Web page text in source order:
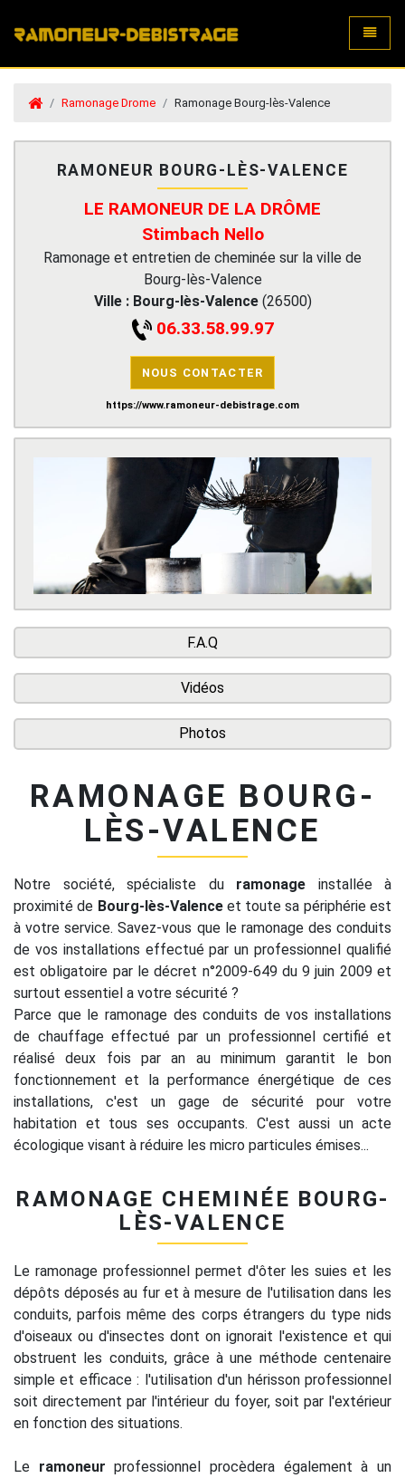
Ramonage Drome Ramonage Bourg-lès-Valence
RAMONEUR BOURG-LÈS-VALENCE
LE RAMONEUR DE LA DRÔME
Stimbach Nello
Ramonage et entretien de cheminée sur la ville de
Bourg-lès-Valence
Ville : Bourg-lès-Valence(26500)
06.33.58.99.97
NOUS CONTACTER
https://www.ramoneur-debistrage.com
F.A.Q
Vidéos
Photos
RAMONAGE BOURG-
LÈS-VALENCE
Notre société, spécialiste du ramonage installée à
proximité de Bourg-lès-Valenceet toute sa périphérie est
à votre service. Savez-vous que le ramonage des conduits
de vos installations effectué par un professionnel qualifié
est obligatoire par le décret n°2009-649 du 9 juin 2009 et
surtout essentiel a votre sécurité ?
Parce que le ramonage des conduits de vos installations
de chauffage effectué par un professionnel certifié et
réalisé deux fois par an au minimum garantit le bon
fonctionnement et la performance énergétique de ces
installations, c'est un gage de sécurité pour votre
habitation et tous ses occupants. C'est aussi un acte
écologique visant à réduire les micro particules émises...
RAMONAGE CHEMINÉE BOURG-
LÈS-VALENCE
Le ramonage professionnel permet d'ôter les suies et les
dépôts déposés au fur et à mesure de l'utilisation dans les
conduits, parfois même des corps étrangers du type nids
d'oiseaux ou d'insectes dont on ignorait l'existence et qui
obstruent les conduits, grâce à une méthode centenaire
simple et efficace : l'utilisation d'un hérisson professionnel
soit directement par l'intérieur du foyer, soit par l'extérieur
en fonction des situations.
Le ramoneur professionnel procèdera également à un